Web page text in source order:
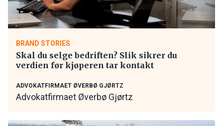
BRAND STORIES
Skal du selge bedriften? Slik sikrer du
verdien før kjøperen tar kontakt
ADVOKATFIRMAET ØVERBØ GJØRTZ
Advokatfirmaet Øverbø Gjørtz